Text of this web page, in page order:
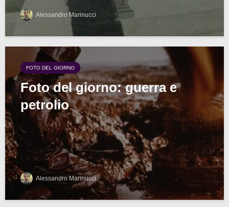
Alessandro Marinucci
FOTO DEL GIORNO
Foto del giorno: guerra e
petrolio
Alessandro Marinucci